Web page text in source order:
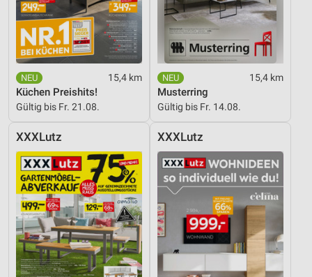
15,4 km
Küchen Preishits!
Gültig bis Fr. 21.08.
15,4 km
Musterring
Gültig bis Fr. 14.08.
XXXLutz XXXLutz